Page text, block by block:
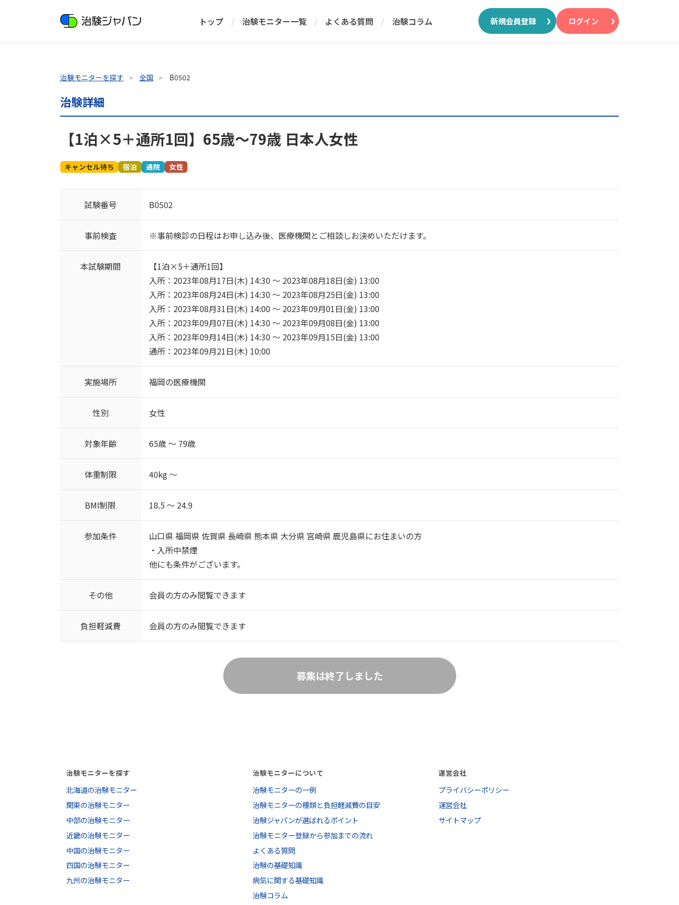
トップ / 治験モニター一覧 / よくある質問 / 治験コラム 新規会員登録 ログイン
治験モニターを探す 全国 B0502
治験詳細
【1泊×5＋通所1回】65歳～79歳 日本人女性
キャンセル待ち 宿泊 通院 女性
試験番号 B0502
事前検査 ※事前検診の日程はお申し込み後、医療機関とご相談しお決めいただけます。
本試験期間
【1泊×5＋通所1回】
入所：2023年08月17日(木) 14:30 ～ 2023年08月18日(金) 13:00
入所：2023年08月24日(木) 14:30 ～ 2023年08月25日(金) 13:00
入所：2023年08月31日(木) 14:00 ～ 2023年09月01日(金) 13:00
入所：2023年09月07日(木) 14:30 ～ 2023年09月08日(金) 13:00
入所：2023年09月14日(木) 14:30 ～ 2023年09月15日(金) 13:00
通所：2023年09月21日(木) 10:00
実施場所 福岡の医療機関
性別 女性
対象年齢 65歳 ～ 79歳
体重制限 40kg ～
BMI制限 18.5 ～ 24.9
参加条件
山口県 福岡県 佐賀県 長崎県 熊本県 大分県 宮崎県 鹿児島県にお住まいの方
・入所中禁煙
他にも条件がございます。
その他 会員の方のみ閲覧できます
負担軽減費 会員の方のみ閲覧できます
募集は終了しました
治験モニターを探す
北海道の治験モニター
関東の治験モニター
中部の治験モニター
近畿の治験モニター
中国の治験モニター
四国の治験モニター
九州の治験モニター
治験モニターについて
治験モニターの一例
治験モニターの種類と負担軽減費の目安
治験ジャパンが選ばれるポイント
治験モニター登録から参加までの流れ
よくある質問
治験の基礎知識
病気に関する基礎知識
治験コラム
運営会社
プライバシーポリシー
運営会社
サイトマップ